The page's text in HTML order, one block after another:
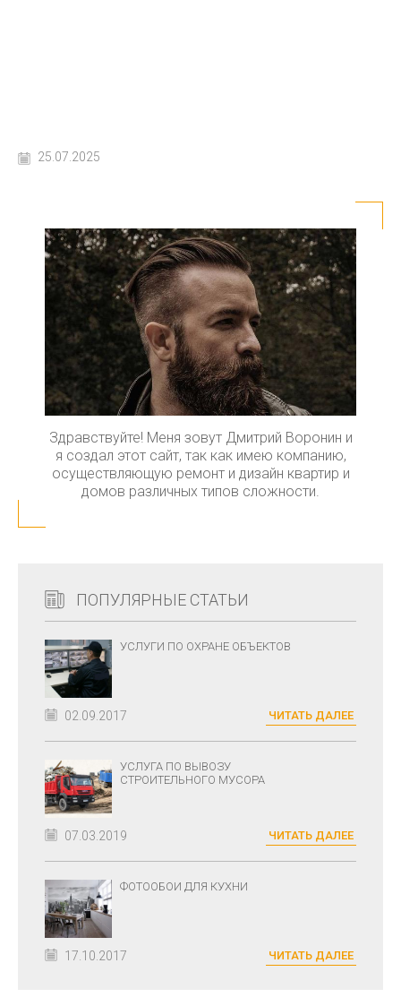
25.07.2025
Здравствуйте! Меня зовут Дмитрий Воронин и
я создал этот сайт, так как имею компанию,
осуществляющую ремонт и дизайн квартир и
домов различных типов сложности.
ПОПУЛЯРНЫЕ СТАТЬИ
УСЛУГИ ПО ОХРАНЕ ОБЪЕКТОВ
02.09.2017 ЧИТАТЬ ДАЛЕЕ
УСЛУГА ПО ВЫВОЗУ
СТРОИТЕЛЬНОГО МУСОРА
07.03.2019 ЧИТАТЬ ДАЛЕЕ
ФОТООБОИ ДЛЯ КУХНИ
17.10.2017 ЧИТАТЬ ДАЛЕЕ